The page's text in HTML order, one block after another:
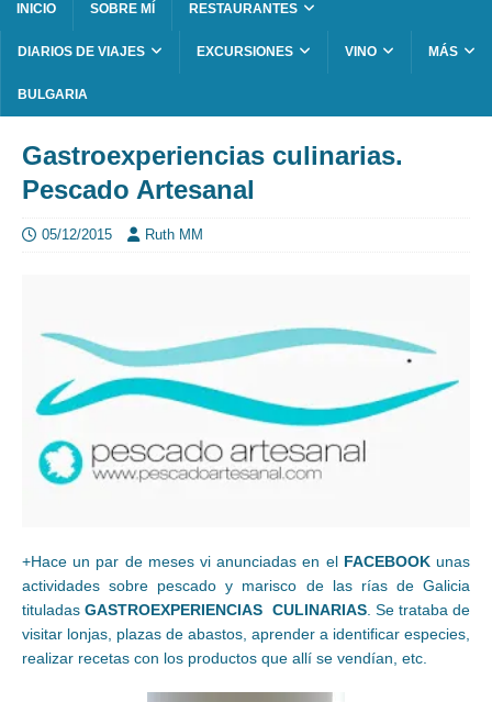
INICIO SOBRE MÍ RESTAURANTES
DIARIOS DE VIAJES EXCURSIONES VINO MÁS
BULGARIA
Gastroexperiencias culinarias.
Pescado Artesanal
05/12/2015 Ruth MM
+Hace un par de meses vi anunciadas en el FACEBOOKunas
actividades sobre pescado y marisco de las rías de Galicia
tituladasGASTROEXPERIENCIAS CULINARIAS. Se trataba de
visitar lonjas, plazas de abastos, aprender a identificar especies,
realizar recetas con los productos que allí se vendían, etc.